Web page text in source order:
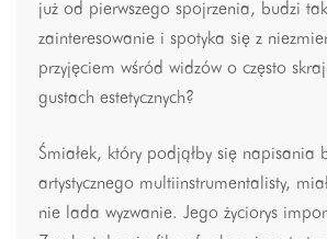
już od pierwszego spojrzenia, budzi
zainteresowanie i spotyka się z
przyjęciem wśród widzów o często
gustach estetycznych?
Śmiałek, który podjąłby się napisania
artystycznego multiinstrumentalisty,
nie lada wyzwanie. Jego życiorys